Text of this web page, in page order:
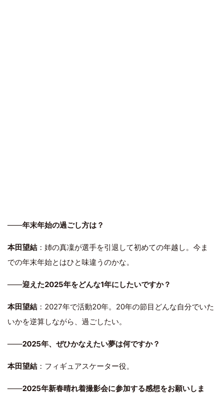
――年末年始の過ごし方は？
本田望結 ：姉の真凜が選手を引退して初めての年越し。今ま
での年末年始とはひと味違うのかな。
――迎えた2025年をどんな1年にしたいですか？
本田望結 ：2027年で活動20年。20年の節目どんな自分でいた
いかを逆算しながら、過ごしたい。
――2025年、ぜひかなえたい夢は何ですか？
本田望結 ：フィギュアスケーター役。
――2025年新春晴れ着撮影会に参加する感想をお願いしま